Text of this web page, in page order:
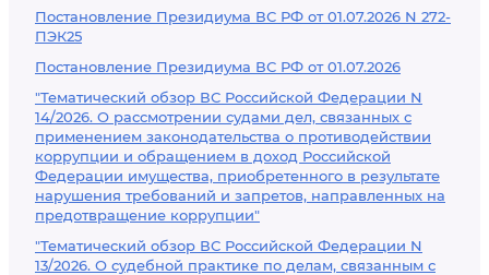
Постановление Президиума ВС РФ от 01.07.2026 N 272-
ПЭК25
Постановление Президиума ВС РФ от 01.07.2026
"Тематический обзор ВС Российской Федерации N
14/2026. О рассмотрении судами дел, связанных с
применением законодательства о противодействии
коррупции и обращением в доход Российской
Федерации имущества, приобретенного в результате
нарушения требований и запретов, направленных на
предотвращение коррупции"
"Тематический обзор ВС Российской Федерации N
13/2026. О судебной практике по делам, связанным с